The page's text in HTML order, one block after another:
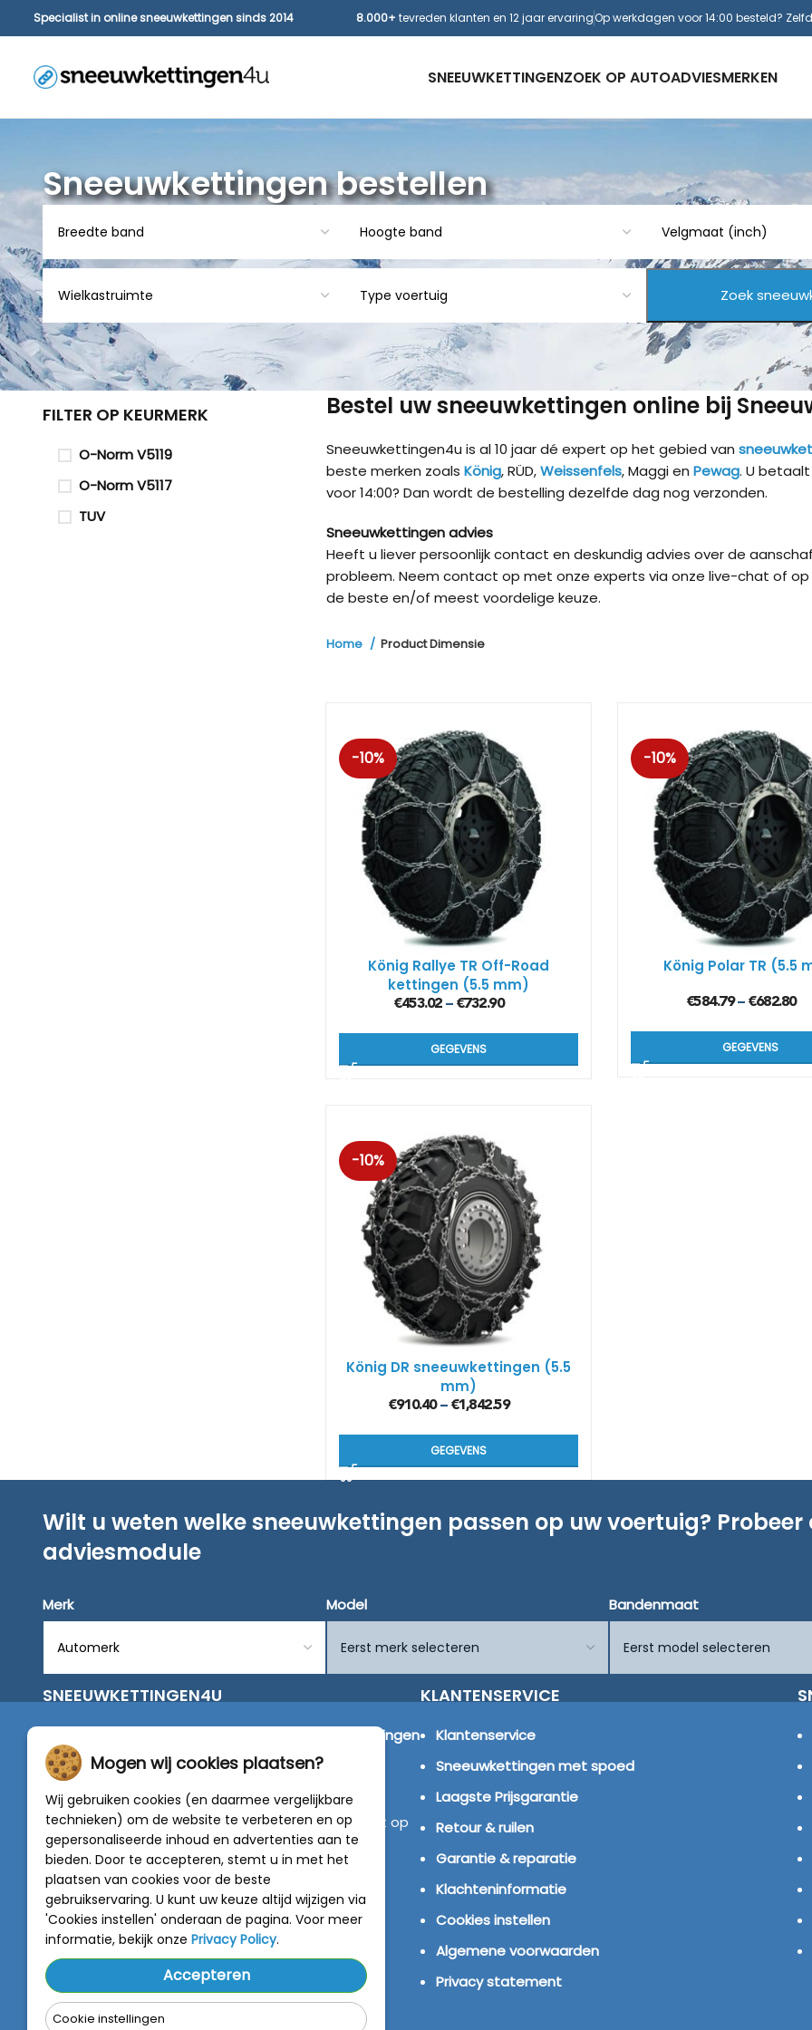
Specialist in online sneeuwkettingen sinds 2014 8.000+ tevreden klanten en 12 jaar ervaringOp werkdagen voor 14:00 besteld?
SNEEUWKETTINGENZOEK OP AUTOADVIESMERKEN
4×4
Sneeuwkettingen bestellen
Bestel uw sneeuwkettingen online bij
Sneeuwkettingen4u is al 10 jaar dé expert op het gebied van
beste merken zoals König, RÜD,Weissenfels, Maggi en Pewag. U
voor 14:00? Dan wordt de bestelling dezelfde dag nog verzonden.
Sneeuwkettingen advies
Heeft u liever persoonlijk contact en deskundig advies over de
probleem. Neem contact op met onze experts via onze live-chat of op
de beste en/of meest voordelige keuze.
Home Product Dimensie
-10%
König Rallye TR Off-Road
kettingen (5.5 mm)
€453.02– €732.90
GEGEVENS
-10%
König Polar TR (5.5
€584.79–€682.80
GEGEVENS
-10%
König DR sneeuwkettingen (5.5
mm)
€910.40– €1,842.59
GEGEVENS
FILTER OP KEURMERK
O-Norm V5119
O-Norm V5117
TUV
Wilt u weten welke sneeuwkettingen passen op uw voertuig?
adviesmodule
Merk Model Bandenmaat
SNEEUWKETTINGEN4U
sneeuwkettingen
van alleen de beste merken zoals Pewag, König,
Weissenfels, Maggi en RÜD.
Vragen of graag persoonlijk advies? Neem contact op
met onze experts :0318 - 250030
4.5 van 5
van788 beoordelingen
KLANTENSERVICE
Klantenservice
Sneeuwkettingen met spoed
Laagste Prijsgarantie
Retour & ruilen
Garantie & reparatie
Klachteninformatie
Cookies instellen
Algemene voorwaarden
Privacy statement
Mogen wij cookies plaatsen?
Wij gebruiken cookies (en daarmee vergelijkbare
technieken) om de website te verbeteren en op
gepersonaliseerde inhoud en advertenties aan te
bieden. Door te accepteren, stemt u in met het
plaatsen van cookies voor de beste
gebruikservaring. U kunt uw keuze altijd wijzigen via
'Cookies instellen' onderaan de pagina. Voor meer
informatie, bekijk onze Privacy Policy.
Accepteren
Cookie instellingen